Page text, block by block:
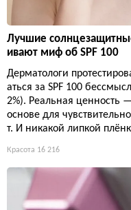
Лучшие
ивают миф об SPF 100
Дерматологи
аться за SPF 100
2%). Реальная ценность
основе для
т. И никакой липкой
Красота 16 216